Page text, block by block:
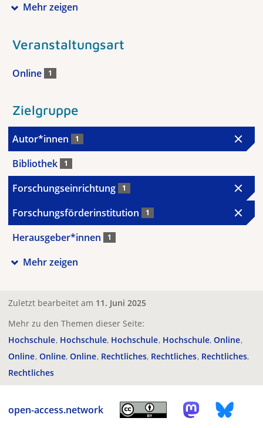
Mehr zeigen
Veranstaltungsart
Online 1
Zielgruppe
Autor*innen 1
Bibliothek 1
Forschungseinrichtung 1
Forschungsförderinstitution 1
Herausgeber*innen 1
Mehr zeigen
Zuletzt bearbeitet am 11. Juni 2025
Mehr zu den Themen dieser Seite:
Hochschule Hochschule Hochschule Hochschule Online
Online Online Online Rechtliches Rechtliches Rechtliches
Rechtliches
open-access.network